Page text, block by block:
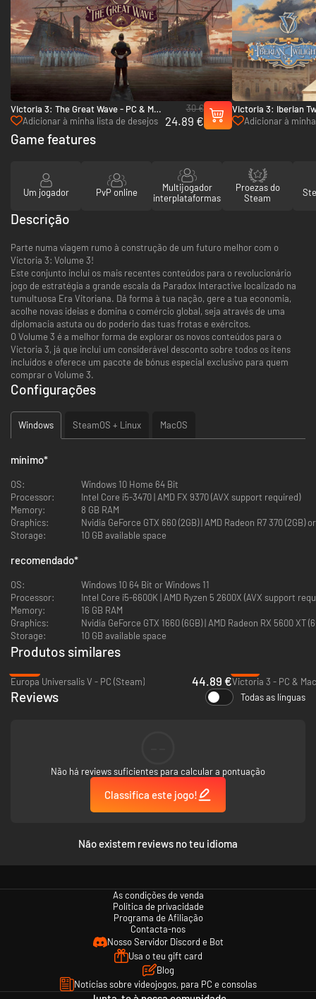
Victoria 3: The Great Wave - PC & Mac
(Steam)
Adicionar à minha lista de desejos
30 €
24.89 €
Victoria 3: Iberian
Pack - PC (Steam)
Adicionar à
Game features
Um jogador PvP online
Multijogador
interplataformas
Proezas do
Steam
Descrição
Parte numa viagem rumo à construção de um futuro melhor com o
Victoria 3: Volume 3!
Este conjunto inclui os mais recentes conteúdos para o revolucionário
jogo de estratégia a grande escala da Paradox Interactive localizado na
tumultuosa Era Vitoriana. Dá forma à tua nação, gere a tua economia,
acolhe novas ideias e domina o comércio global, seja através de uma
diplomacia astuta ou do poderio das tuas frotas e exércitos.
O Volume 3 é a melhor forma de explorar os novos conteúdos para o
Victoria 3, já que inclui um considerável desconto sobre todos os itens
incluídos e oferece um pacote de bónus especial exclusivo para quem
comprar o Volume 3.
Configurações
Windows SteamOS + Linux MacOS
mínimo*
OS:
Windows 10 Home 64 Bit
Processor:
Intel Core i5-3470 | AMD FX 9370 (AVX support required)
Memory:
8 GB RAM
Graphics:
Nvidia GeForce GTX 660 (2GB) | AMD
Storage:
10 GB available space
recomendado*
OS:
Windows 10 64 Bit or Windows 11
Processor:
Intel Core i5-6600K | AMD Ryzen 5 2600X (AVX support
Memory:
16 GB RAM
Graphics:
Nvidia GeForce GTX 1660 (6GB) | AMD
Storage:
10 GB available space
Produtos similares
Europa Universalis V - PC (Steam)
44.89 €Victoria 3 - PC &
Reviews Todas as línguas
Não há reviews suficientes para calcular a pontuação
Classifica este jogo!
Não existem reviews no teu idioma
As condições de venda
Política de privacidade
Programa de Afiliação
Contacta-nos
Nosso Servidor Discord e Bot
Usa o teu gift card
Blog
Notícias sobre videojogos, para PC e consolas